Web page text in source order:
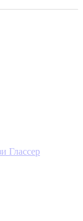
Глассер